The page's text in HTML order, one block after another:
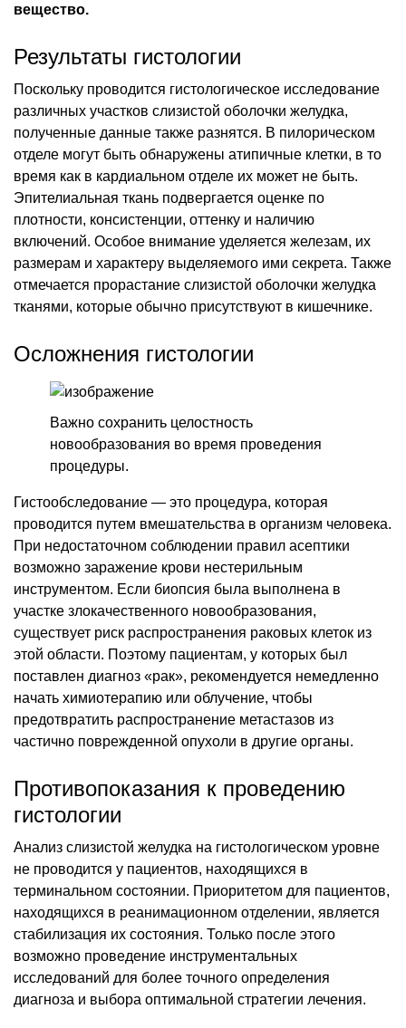
вещество.
Результаты гистологии
Поскольку проводится гистологическое исследование
различных участков слизистой оболочки желудка,
полученные данные также разнятся. В пилорическом
отделе могут быть обнаружены атипичные клетки, в то
время как в кардиальном отделе их может не быть.
Эпителиальная ткань подвергается оценке по
плотности, консистенции, оттенку и наличию
включений. Особое внимание уделяется железам, их
размерам и характеру выделяемого ими секрета. Также
отмечается прорастание слизистой оболочки желудка
тканями, которые обычно присутствуют в кишечнике.
Осложнения гистологии
Важно сохранить целостность
новообразования во время проведения
процедуры.
Гистообследование — это процедура, которая
проводится путем вмешательства в организм человека.
При недостаточном соблюдении правил асептики
возможно заражение крови нестерильным
инструментом. Если биопсия была выполнена в
участке злокачественного новообразования,
существует риск распространения раковых клеток из
этой области. Поэтому пациентам, у которых был
поставлен диагноз «рак», рекомендуется немедленно
начать химиотерапию или облучение, чтобы
предотвратить распространение метастазов из
частично поврежденной опухоли в другие органы.
Противопоказания к проведению
гистологии
Анализ слизистой желудка на гистологическом уровне
не проводится у пациентов, находящихся в
терминальном состоянии. Приоритетом для пациентов,
находящихся в реанимационном отделении, является
стабилизация их состояния. Только после этого
возможно проведение инструментальных
исследований для более точного определения
диагноза и выбора оптимальной стратегии лечения.